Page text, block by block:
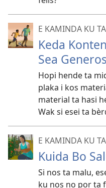
E KAMINDA KU
Keda
Sea
Hopi hende ta
plaka i kos
material ta hasi
Wak si esei ta
E KAMINDA KU
Kuida Bo
Si nos ta malu,
ku nos no por ta